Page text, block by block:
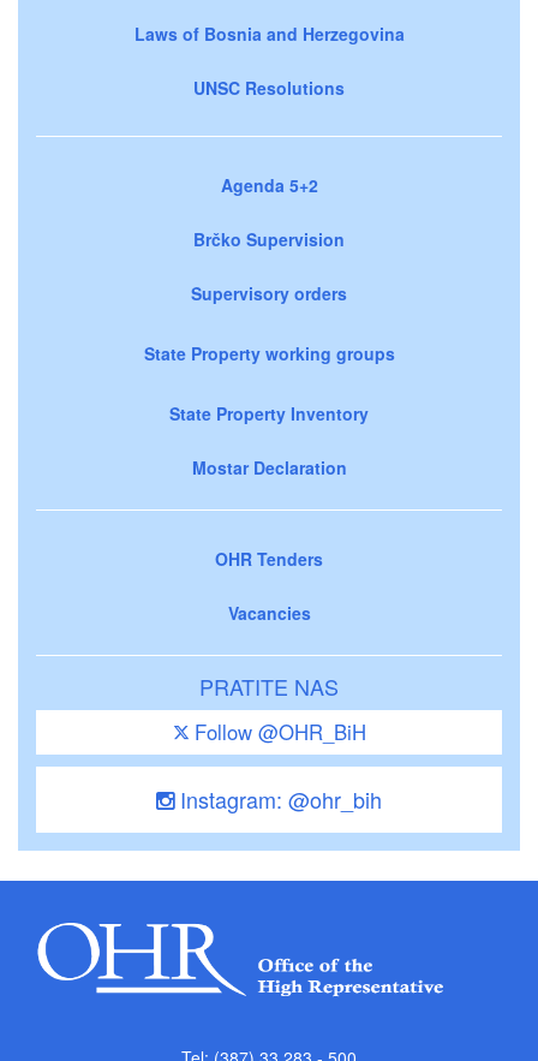
Laws of Bosnia and Herzegovina
UNSC Resolutions
Agenda 5+2
Brčko Supervision
Supervisory orders
State Property working groups
State Property Inventory
Mostar Declaration
OHR Tenders
Vacancies
PRATITE NAS
Follow @OHR_BiH
Instagram: @ohr_bih